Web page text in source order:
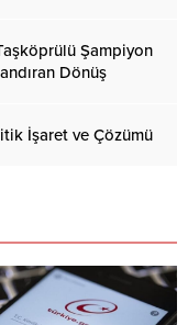
Şampiyon
Dönüş
İşaret ve Çözümü